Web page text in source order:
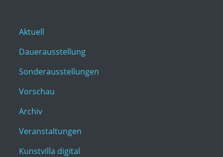
Aktuell
Dauerausstellung
Sonderausstellungen
Vorschau
Archiv
Veranstaltungen
Kunstvilla digital